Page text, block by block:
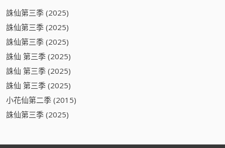
誅仙第三季 (2025)
誅仙第三季 (2025)
誅仙第三季 (2025)
誅仙 第三季 (2025)
誅仙 第三季 (2025)
誅仙 第三季 (2025)
小花仙第二季 (2015)
誅仙第三季 (2025)